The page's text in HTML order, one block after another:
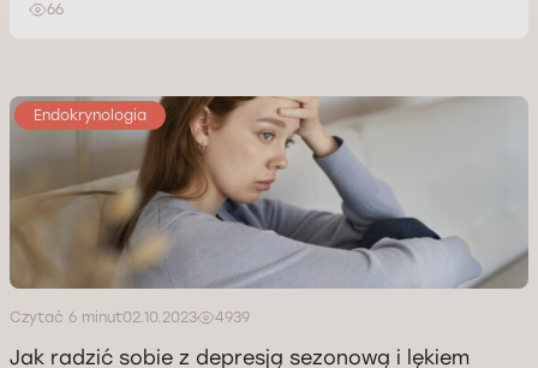
66
Endokrynologia
Czytać 6 minut02.10.2023 4939
Jak radzić sobie z depresją sezonową i lękiem